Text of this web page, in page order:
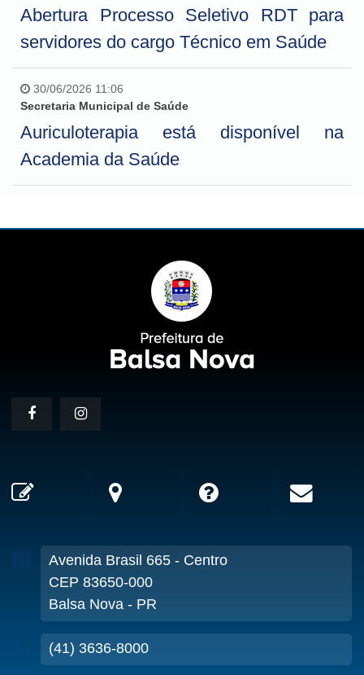
Abertura Processo Seletivo RDT para
servidores do cargo Técnico em Saúde
30/06/2026 11:06
Secretaria Municipal de Saúde
Auriculoterapia está disponível na
Academia da Saúde
Avenida Brasil 665 - Centro
CEP 83650-000
Balsa Nova - PR
(41) 3636-8000